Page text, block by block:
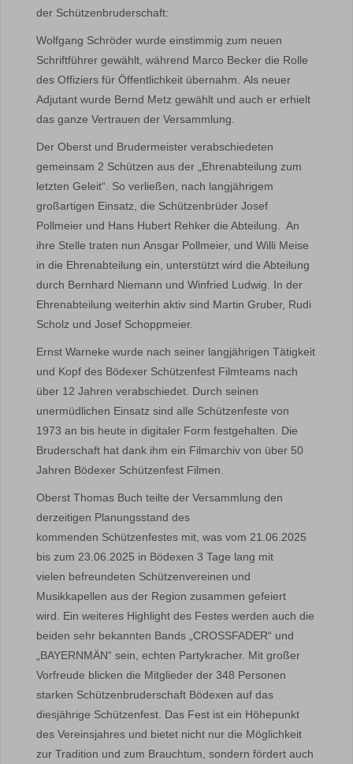
der Schützenbruderschaft:
Wolfgang Schröder wurde einstimmig zum neuen
Schriftführer gewählt, während Marco Becker die Rolle
des Offiziers für Öffentlichkeit übernahm. Als neuer
Adjutant wurde Bernd Metz gewählt und auch er erhielt
das ganze Vertrauen der Versammlung.
Der Oberst und Brudermeister verabschiedeten
gemeinsam 2 Schützen aus der „Ehrenabteilung zum
letzten Geleit“. So verließen, nach langjährigem
großartigen Einsatz, die Schützenbrüder Josef
Pollmeier und Hans Hubert Rehker die Abteilung. An
ihre Stelle traten nun Ansgar Pollmeier, und Willi Meise
in die Ehrenabteilung ein, unterstützt wird die Abteilung
durch Bernhard Niemann und Winfried Ludwig. In der
Ehrenabteilung weiterhin aktiv sind Martin Gruber, Rudi
Scholz und Josef Schoppmeier.
Ernst Warneke wurde nach seiner langjährigen Tätigkeit
und Kopf des Bödexer Schützenfest Filmteams nach
über 12 Jahren verabschiedet. Durch seinen
unermüdlichen Einsatz sind alle Schützenfeste von
1973 an bis heute in digitaler Form festgehalten. Die
Bruderschaft hat dank ihm ein Filmarchiv von über 50
Jahren Bödexer Schützenfest Filmen.
Oberst Thomas Buch teilte der Versammlung den
derzeitigen Planungsstand des
kommenden Schützenfestes mit, was vom 21.06.2025
bis zum 23.06.2025 in Bödexen 3 Tage lang mit
vielen befreundeten Schützenvereinen und
Musikkapellen aus der Region zusammen gefeiert
wird. Ein weiteres Highlight des Festes werden auch die
beiden sehr bekannten Bands „CROSSFADER“ und
„BAYERNMÄN“ sein, echten Partykracher. Mit großer
Vorfreude blicken die Mitglieder der 348 Personen
starken Schützenbruderschaft Bödexen auf das
diesjährige Schützenfest. Das Fest ist ein Höhepunkt
des Vereinsjahres und bietet nicht nur die Möglichkeit
zur Tradition und zum Brauchtum, sondern fördert auch